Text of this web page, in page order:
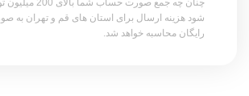
چنان چه جمع صورت حساب شما
شود هزینه ارسال برای استان های قم و تهران به
رایگان محاسبه خواهد شد.